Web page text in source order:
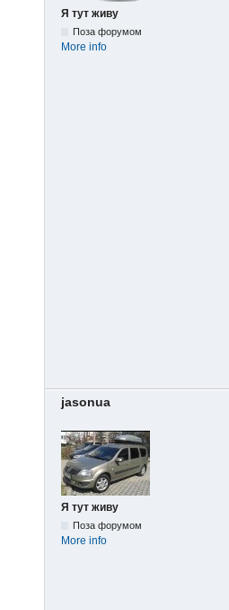
Я тут живу
Поза форумом
More info
jasonua
Я тут живу
Поза форумом
More info